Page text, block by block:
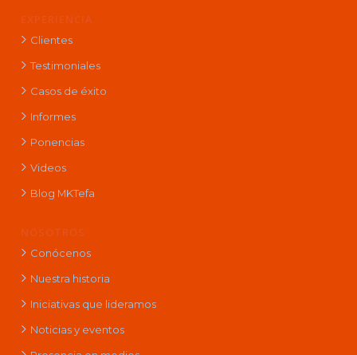
EXPERIENCIA
Clientes
Testimoniales
Casos de éxito
Informes
Ponencias
Videos
Blog MKTefa
NOSOTROS
Conócenos
Nuestra historia
Iniciativas que lideramos
Noticias y eventos